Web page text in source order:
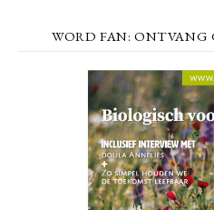
WORD FAN: ONTVANG